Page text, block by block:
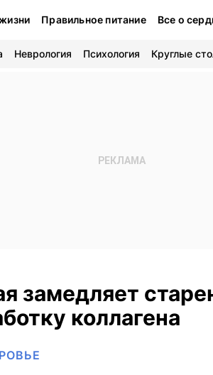
Правильное питание Все о
Неврология Психология Круглые
замедляет
коллагена